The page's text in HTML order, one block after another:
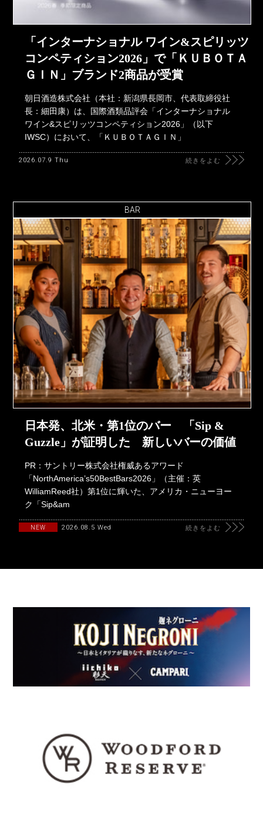
「インターナショナル ワイン&スピリッツ
コンペティション2026」で「ＫＵＢＯＴＡ
ＧＩＮ」ブランド2商品が受賞
朝日酒造株式会社（本社：新潟県長岡市、代表取締役社
長：細田康）は、国際酒類品評会「インターナショナル
ワイン&スピリッツコンペティション2026」（以下
IWSC）において、「ＫＵＢＯＴＡＧＩＮ」
2026.07.9 Thu 続きをよむ
BAR
日本発、北米・第1位のバー 「Sip &
Guzzle」が証明した 新しいバーの価値
PR：サントリー株式会社権威あるアワード
「NorthAmerica’s50BestBars2026」（主催：英
WilliamReed社）第1位に輝いた、アメリカ・ニューヨー
ク「Sip&am
NEW 2026.08.5 Wed 続きをよむ